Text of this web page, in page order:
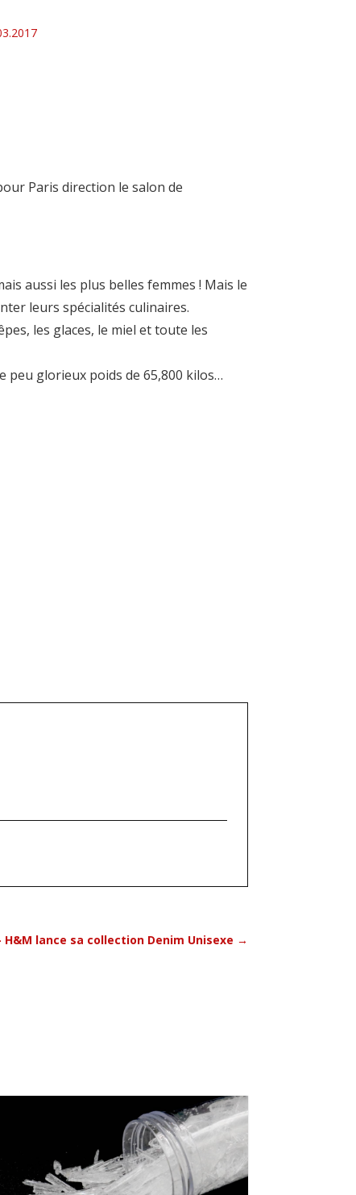
Paris direction le salon de
aussi les plus belles femmes ! Mais le
leurs spécialités culinaires.
les glaces, le miel et toute les
peu glorieux poids de 65,800 kilos…
H&M lance sa collection Denim Unisexe →